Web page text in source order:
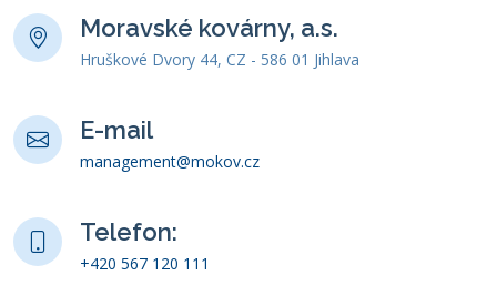
Moravské kovárny, a.s.
Hruškové Dvory 44, CZ - 586 01 Jihlava
E-mail
management@mokov.cz
Telefon:
+420 567 120 111